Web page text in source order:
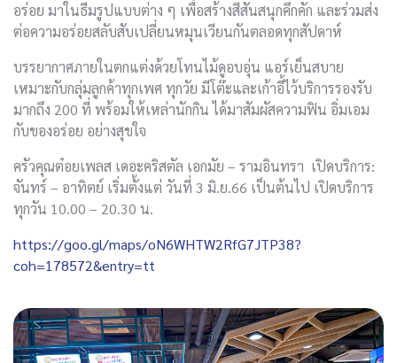
อร่อย มาในธีมรูปแบบต่าง ๆ เพื่อสร้างสีสันสนุกคึกคัก และร่วมส่ง
ต่อความอร่อยสลับสับเปลี่ยนหมุนเวียนกันตลอดทุกสัปดาห์
บรรยากาศภายในตกแต่งด้วยโทนไม้ดูอบอุ่น แอร์เย็นสบาย
เหมาะกับกลุ่มลูกค้าทุกเพศ ทุกวัย มีโต๊ะและเก้าอี้ไว้บริการรองรับ
มากถึง 200 ที่ พร้อมให้เหล่านักกิน ได้มาสัมผัสความฟิน อิ่มเอม
กับของอร่อย อย่างสุขใจ
ครัวคุณต๋อยเพลส เดอะคริสตัล เอกมัย – รามอินทรา เปิดบริการ:
จันทร์ – อาทิตย์ เริ่มตั้งแต่ วันที่ 3 มิ.ย.66 เป็นต้นไป เปิดบริการ
ทุกวัน 10.00 – 20.30 น.
https://goo.gl/maps/oN6WHTW2RfG7JTP38?
coh=178572&entry=tt